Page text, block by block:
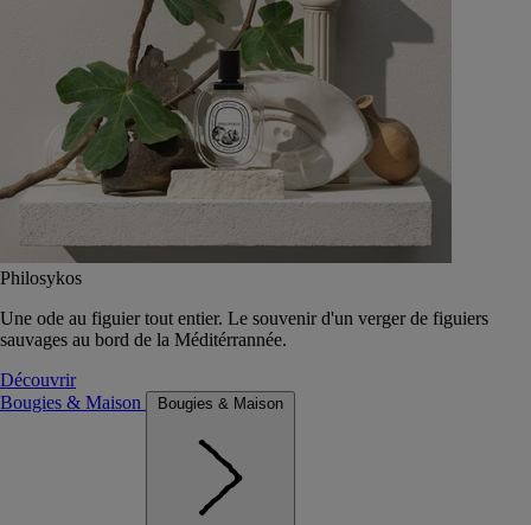
Philosykos
Une ode au figuier tout entier. Le souvenir d'un verger de figuiers
sauvages au bord de la Méditérrannée.
Découvrir
Bougies & Maison
Bougies & Maison